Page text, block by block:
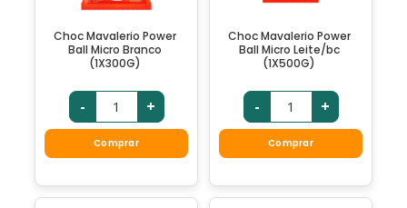
Choc Mavalerio Power
Ball Micro Branco
(1X300G)
- +
Comprar
Choc Mavalerio Power
Ball Micro Leite/bc
(1X500G)
- +
Comprar